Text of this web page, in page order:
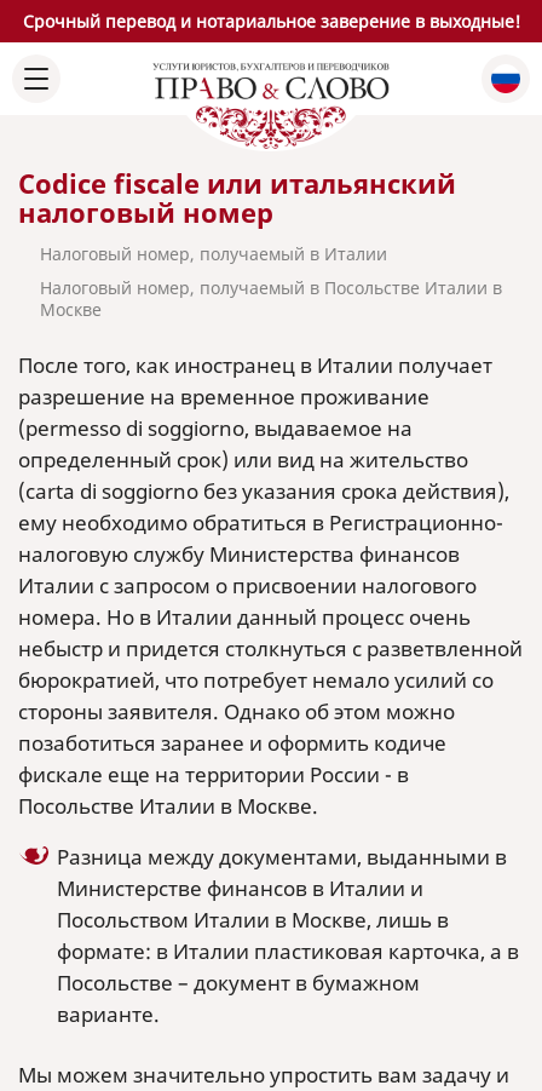
Срочный перевод и нотариальное заверение в выходные!
Codice fiscale или итальянский
налоговый номер
Налоговый номер, получаемый в Италии
Налоговый номер, получаемый в Посольстве Италии в
Москве
После того, как иностранец в Италии получает
разрешение на временное проживание
(permesso di soggiorno, выдаваемое на
определенный срок) или вид на жительство
(carta di soggiorno без указания срока действия),
ему необходимо обратиться в Регистрационно-
налоговую службу Министерства финансов
Италии с запросом о присвоении налогового
номера. Но в Италии данный процесс очень
небыстр и придется столкнуться с разветвленной
бюрократией, что потребует немало усилий со
стороны заявителя. Однако об этом можно
позаботиться заранее и оформить кодиче
фискале еще на территории России - в
Посольстве Италии в Москве.
Разница между документами, выданными в
Министерстве финансов в Италии и
Посольством Италии в Москве, лишь в
формате: в Италии пластиковая карточка, а в
Посольстве – документ в бумажном
варианте.
Мы можем значительно упростить вам задачу и